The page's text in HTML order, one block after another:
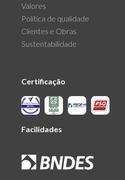
Valores
Política de qualidade
Clientes e Obras
Sustentabilidade
Certificação
Facilidades